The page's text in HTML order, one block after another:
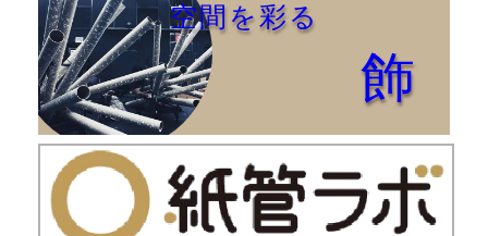
飾
空間を彩る